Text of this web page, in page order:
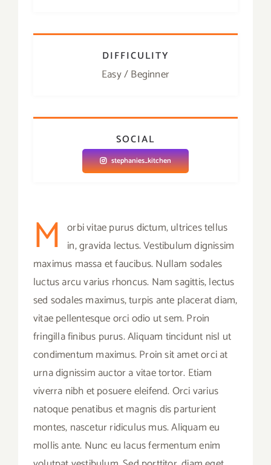
DIFFICULITY
Easy / Beginner
SOCIAL
stephanies_kitchen
M orbi vitae purus dictum, ultrices tellus
in, gravida lectus. Vestibulum dignissim
maximus massa et faucibus. Nullam sodales
luctus arcu varius rhoncus. Nam sagittis, lectus
sed sodales maximus, turpis ante placerat diam,
vitae pellentesque orci odio ut sem. Proin
fringilla finibus purus. Aliquam tincidunt nisl ut
condimentum maximus. Proin sit amet orci at
urna dignissim auctor a vitae tortor. Etiam
viverra nibh et posuere eleifend. Orci varius
natoque penatibus et magnis dis parturient
montes, nascetur ridiculus mus. Aliquam eu
mollis ante. Nunc eu lacus fermentum enim